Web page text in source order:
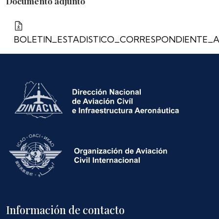
Información de contacto